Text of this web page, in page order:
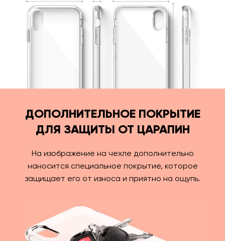
ДОПОЛНИТЕЛЬНОЕ ПОКРЫТИЕ
ДЛЯ ЗАЩИТЫ ОТ ЦАРАПИН
На изображение на чехле дополнительно
наносится специальное покрытие, которое
защищает его от износа и приятно на ощупь.